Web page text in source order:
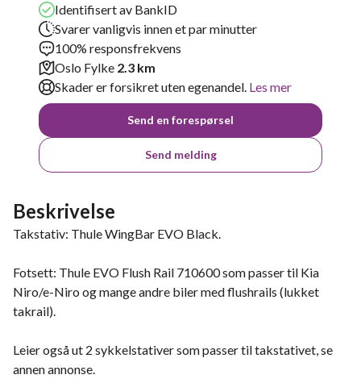
Identifisert av BankID
Svarer vanligvis innen et par minutter
100% responsfrekvens
Oslo Fylke 2.3 km
Skader er forsikret uten egenandel. Les mer
Send en forespørsel
Send melding
Beskrivelse
Takstativ: Thule WingBar EVO Black.
Fotsett: Thule EVO Flush Rail 710600 som passer til Kia
Niro/e-Niro og mange andre biler med flushrails (lukket
takrail).
Leier også ut 2 sykkelstativer som passer til takstativet, se
annen annonse.